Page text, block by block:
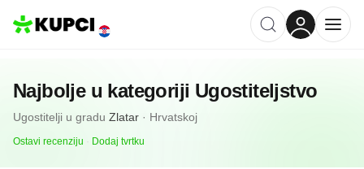
Najbolje u kategoriji Ugostiteljstvo
Ugostitelji u gradu Zlatar · Hrvatskoj
Ostavi recenziju Dodaj tvrtku